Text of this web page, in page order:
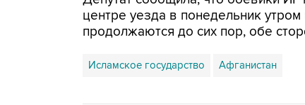
центре уезда в понедельник
продолжаются до сих пор, обе
Исламское государство Афганистан